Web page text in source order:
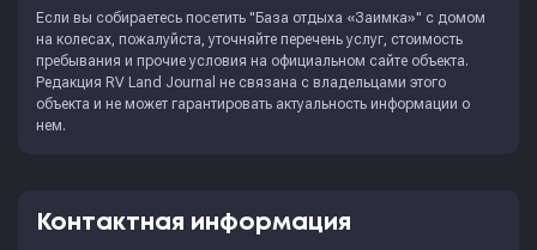
Если вы собираетесь посетить "База отдыха «Заимка»" с домом
на колесах, пожалуйста, уточняйте перечень услуг, стоимость
пребывания и прочие условия на официальном сайте объекта.
Редакция RV Land Journal не связана с владельцами этого
объекта и не может гарантировать актуальность информации о
нем.
Контактная информация